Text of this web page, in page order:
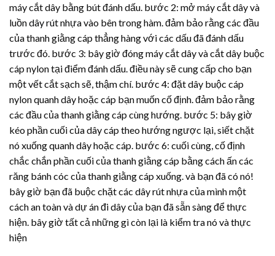
máy cắt dây bằng bút đánh dấu. bước 2: mở máy cắt dây và
luồndây rút nhựavào bên trong hàm. đảm bảo rằng các đầu
của thanh giằng cáp thẳng hàng với các dấu đã đánh dấu
trước đó. bước 3: bây giờ đóng máy cắt dây và cắt dây buộc
cáp nylon tại điểm đánh dấu. điều này sẽ cung cấp cho bạn
một vết cắt sạch sẽ, thậm chí. bước 4: đặt dây buộc cáp
nylon quanh dây hoặc cáp bạn muốn cố định. đảm bảo rằng
các đầu của thanh giằng cáp cùng hướng. bước 5: bây giờ
kéo phần cuối của dây cáp theo hướng ngược lại, siết chặt
nó xuống quanh dây hoặc cáp. bước 6: cuối cùng, cố định
chắc chắn phần cuối của thanh giằng cáp bằng cách ấn các
răng bánh cóc của thanh giằng cáp xuống. và bạn đã có nó!
bây giờ bạn đã buộc chặt các dây rút nhựacủa mình một
cách an toàn và dự án đi dây của bạn đã sẵn sàng để thực
hiện. bây giờ tất cả những gì còn lại là kiểm tra nó và thực
hiện